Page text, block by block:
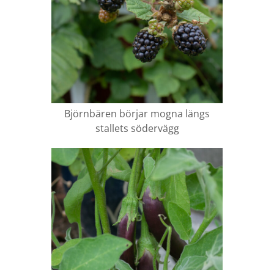
Björnbären börjar mogna längs
stallets södervägg